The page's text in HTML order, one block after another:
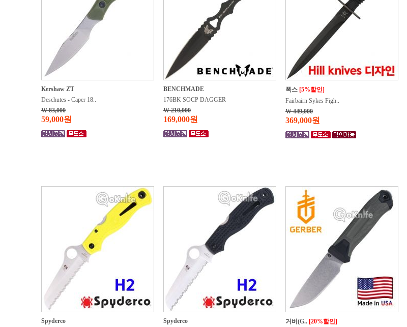
Kershaw ZT
Deschutes - Caper 18..
W 83,000
59,000원
BENCHMADE
176BK SOCP DAGGER
W 210,000
169,000원
폭스 [5%할인]
Fairbairn Sykes Figh..
W 449,000
369,000원
Spyderco Spyderco 거버(G.. [20%할인]